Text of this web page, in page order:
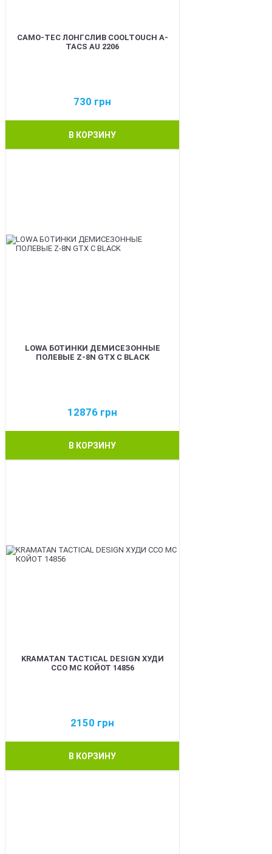
CAMO-TEC ЛОНГСЛИВ COOLTOUCH A-
TACS AU 2206
730 грн
В КОРЗИНУ
LOWA БОТИНКИ ДЕМИСЕЗОННЫЕ
ПОЛЕВЫЕ Z-8N GTX C BLACK
12876 грн
В КОРЗИНУ
KRAMATAN TACTICAL DESIGN ХУДИ
ССО МС КОЙОТ 14856
2150 грн
В КОРЗИНУ